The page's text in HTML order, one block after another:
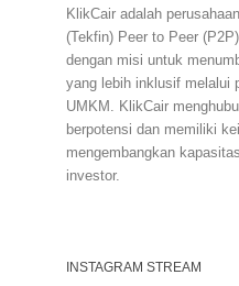
KlikCair adalah
(Tekfin) Peer to Peer
dengan misi untuk
yang lebih inklusif melalui
UMKM. KlikCair
berpotensi dan memiliki
mengembangkan
investor.
INSTAGRAM STREAM